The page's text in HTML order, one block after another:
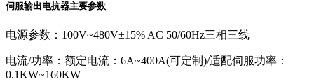
伺服输出电抗器主要参数
电源参数：100V~480V±15% AC 50/60Hz三相三线
电流/功率：额定电流：6A~400A(可定制)/适配伺服功率：
0.1KW~160KW